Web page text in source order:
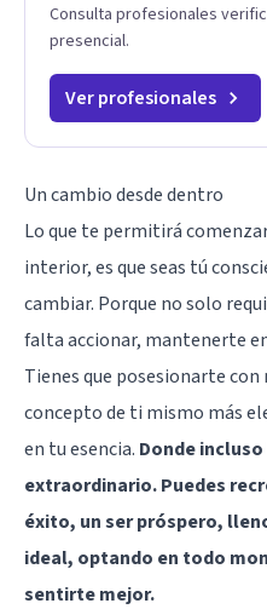
Consulta profesionales
presencial.
Ver profesionales
Un cambio desde dentro
Lo que te permitirá
interior, es que seas tú
cambiar. Porque no solo
falta accionar, mantenerte
Tienes que posesionarte
concepto de ti mismo más
en tu esencia. Donde
extraordinario. Puedes
éxito, un ser próspero,
ideal, optando en todo
sentirte mejor.